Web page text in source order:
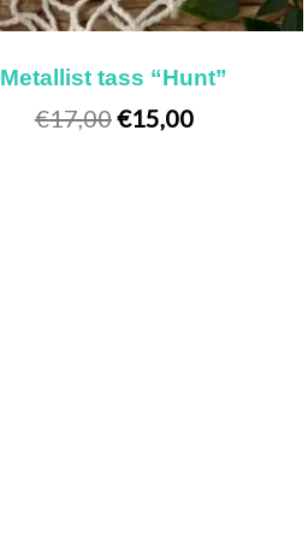
Metallist tass “Hunt”
€17,00€15,00